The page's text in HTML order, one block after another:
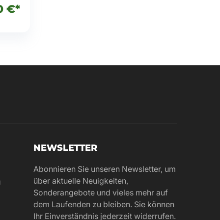
€*
NEWSLETTER
Abonnieren Sie unseren Newsletter, um
über aktuelle Neuigkeiten,
Sonderangebote und vieles mehr auf
dem Laufenden zu bleiben. Sie können
Ihr Einverständnis jederzeit widerrufen.